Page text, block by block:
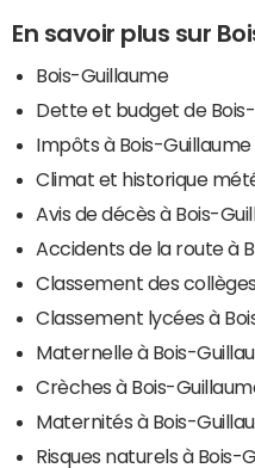
En savoir plus sur
Bois-Guillaume
Dette et budget de
Impôts à Bois-Guillaume
Climat et historique
Avis de décès à Bois-
Accidents de la route à
Classement des
Classement lycées à
Maternelle à Bois-
Crèches à Bois-
Maternités à Bois-
Risques naturels à Bois-